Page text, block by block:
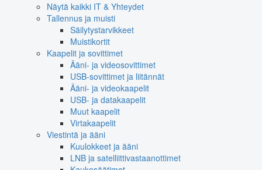
Näytä kaikki IT & Yhteydet
Tallennus ja muisti
Säilytystarvikkeet
Muistikortit
Kaapelit ja sovittimet
Ääni- ja videosovittimet
USB-sovittimet ja liitännät
Ääni- ja videokaapelit
USB- ja datakaapelit
Muut kaapelit
Virtakaapelit
Viestintä ja ääni
Kuulokkeet ja ääni
LNB ja satelliittivastaanottimet